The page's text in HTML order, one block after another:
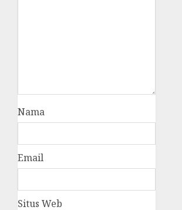
Nama
Email
Situs Web